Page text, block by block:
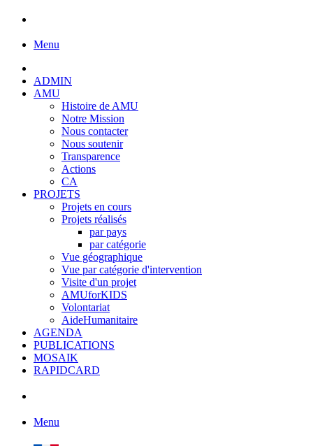
Menu
ADMIN
AMU
Histoire de AMU
Notre Mission
Nous contacter
Nous soutenir
Transparence
Actions
CA
PROJETS
Projets en cours
Projets réalisés
par pays
par catégorie
Vue géographique
Vue par catégorie d'intervention
Visite d'un projet
AMUforKIDS
Volontariat
AideHumanitaire
AGENDA
PUBLICATIONS
MOSAIK
RAPIDCARD
Menu